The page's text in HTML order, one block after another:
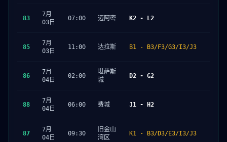
83
7月
03日
07:00 迈阿密 K2 - L2
85
7月
03日
11:00 达拉斯 B1 - B3/F3/G3/I3/J3
86
7月
04日
02:00
堪萨斯
城
D2 - G2
88
7月
04日
06:00 费城 J1 - H2
87
7月
04日
09:30
旧金山
湾区
K1 - B3/D3/E3/I3/J3